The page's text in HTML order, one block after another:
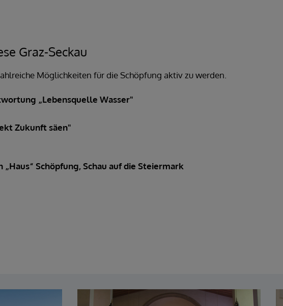
Graz-Seckau
Möglichkeiten für die Schöpfung aktiv zu werden.
„Lebensquelle Wasser"
Zukunft säen"
Schöpfung, Schau auf die Steiermark